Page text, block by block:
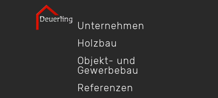
Unternehmen
Holzbau
Objekt- und
Gewerbebau
Referenzen